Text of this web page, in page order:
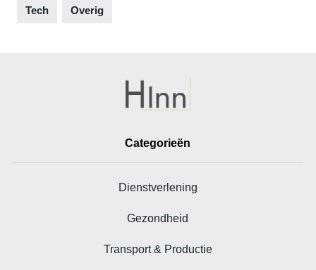
Tech Overig
Categorieën
Dienstverlening
Gezondheid
Transport & Productie